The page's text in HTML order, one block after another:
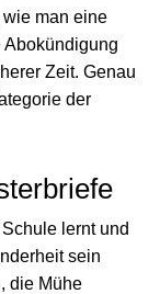
man eine
Abokündigung
Zeit. Genau
der
lernt und
sein
die Mühe